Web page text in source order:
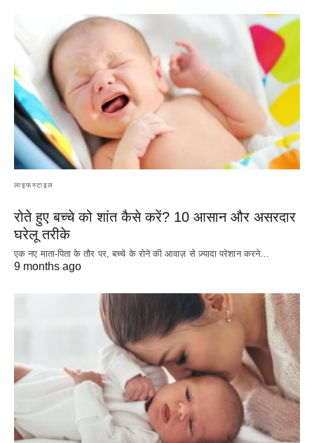
लाइफस्टाइल
रोते हुए बच्चे को शांत कैसे करें? 10 आसान और असरदार
घरेलू तरीके
एक नए माता-पिता के तौर पर, बच्चे के रोने की आवाज़ से ज़्यादा परेशान करने…
9 months ago